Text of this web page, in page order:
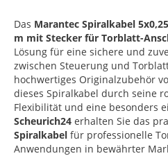
Das Marantec Spiralkabel
m mit Stecker für Torblatt-
Lösung für eine sichere und
zwischen Steuerung und
hochwertiges Originalzubehör
dieses Spiralkabel durch seine
Flexibilität und eine besonders
Scheurich24 erhalten Sie das
Spiralkabel für professionelle
Anwendungen in bewährter